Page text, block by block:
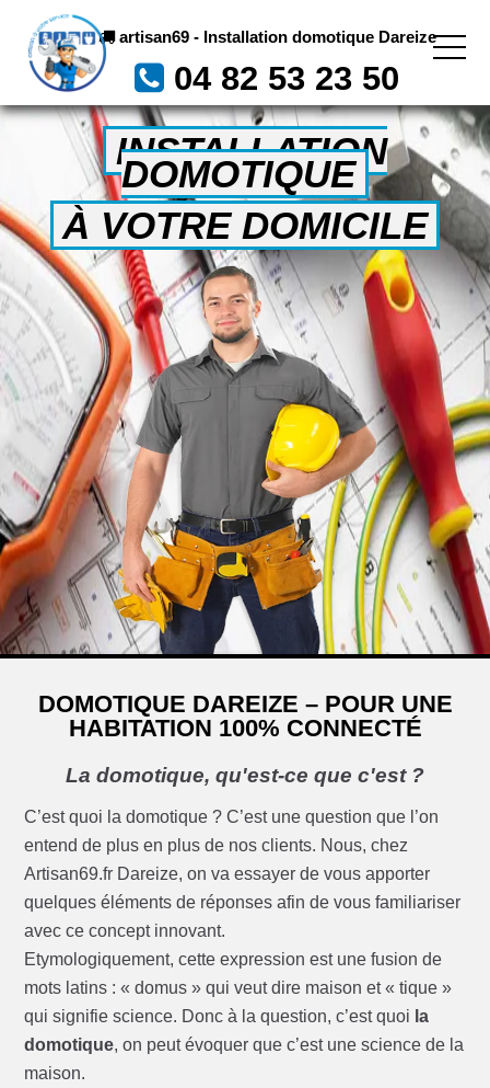
artisan69 - Installation domotique Dareize
04 82 53 23 50
INSTALLATION
DOMOTIQUE
À VOTRE DOMICILE
DOMOTIQUE DAREIZE – POUR UNE
HABITATION 100% CONNECTÉ
La domotique, qu'est-ce que c'est ?
C’est quoi la domotique ? C’est une question que l’on
entend de plus en plus de nos clients. Nous, chez
Artisan69.fr Dareize, on va essayer de vous apporter
quelques éléments de réponses afin de vous familiariser
avec ce concept innovant.
Etymologiquement, cette expression est une fusion de
mots latins : « domus » qui veut dire maison et « tique »
qui signifie science. Donc à la question, c’est quoi la
domotique, on peut évoquer que c’est une science de la
maison.